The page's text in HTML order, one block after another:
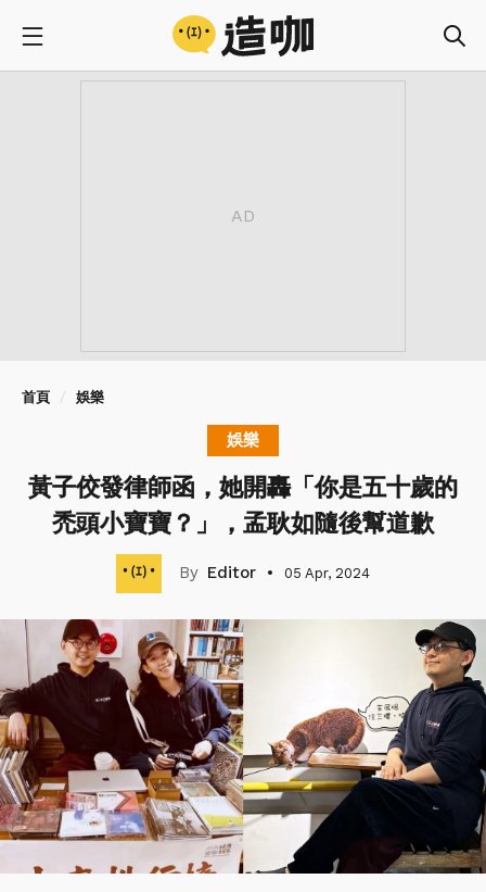
首頁 娛樂
娛樂
黃子佼發律師函，她開轟「你是五十歲的
禿頭小寶寶？」，孟耿如隨後幫道歉
Editor 05 Apr, 2024